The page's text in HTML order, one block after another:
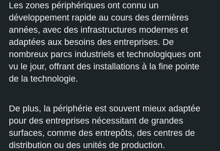
Les zones périphériques ont connu un
développement rapide au cours des dernières
années, avec des infrastructures modernes et
adaptées aux besoins des entreprises. De
nombreux parcs industriels et technologiques ont
vu le jour, offrant des installations à la fine pointe
de la technologie.
De plus, la périphérie est souvent mieux adaptée
pour des entreprises nécessitant de grandes
surfaces, comme des entrepôts, des centres de
distribution ou des unités de production.